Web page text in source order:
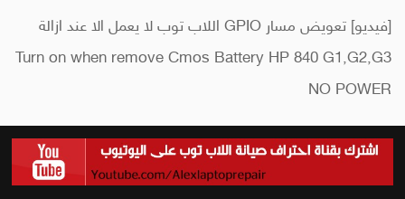
[فيديو] تعويض مسار GPIO اللاب توب لا يعمل الا عند ازالة
Turn on when remove Cmos Battery HP 840 G1,G2,G3
NO POWER